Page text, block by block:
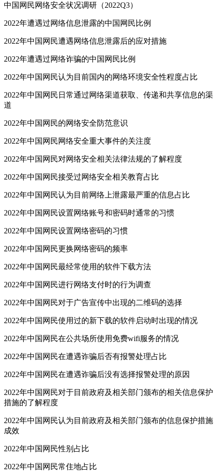
中国网民网络安全状况调研（2022Q3）
2022年遭遇过网络信息泄露的中国网民比例
2022年中国网民遭遇网络信息泄露后的应对措施
2022年遭遇过网络诈骗的中国网民比例
2022年中国网民认为目前国内的网络环境安全性程度占比
2022年中国网民日常通过网络渠道获取、传递和共享信息的渠
道
2022年中国网民的网络安全防范意识
2022年中国网民网络安全重大事件的关注度
2022年中国网民对网络安全相关法律法规的了解程度
2022年中国网民接受过网络安全相关教育占比
2022年中国网民认为目前网络上泄露最严重的信息占比
2022年中国网民设置网络账号和密码时通常的习惯
2022年中国网民设置网络密码的习惯
2022年中国网民更换网络密码的频率
2022年中国网民最经常使用的软件下载方法
2022年中国网民进行网络支付时的行为调查
2022年中国网民对于广告宣传中出现的二维码的选择
2022年中国网民使用过的新下载的软件启动时出现的情况
2022年中国网民在公共场所使用免费wifi服务的情况
2022年中国网民在遭遇诈骗后否有报警处理占比
2022年中国网民在遭遇诈骗后没有选择报警处理的原因
2022年中国网民对于目前政府及相关部门颁布的相关信息保护
措施的了解程度
2022年中国网民认为目前政府及相关部门颁布的信息保护措施
成效
2022年中国网民性别占比
2022年中国网民常住地占比